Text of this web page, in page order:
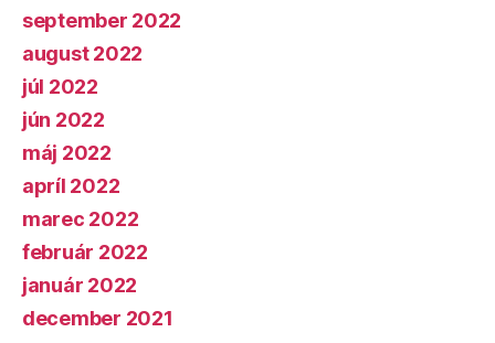
september 2022
august 2022
júl 2022
jún 2022
máj 2022
apríl 2022
marec 2022
február 2022
január 2022
december 2021